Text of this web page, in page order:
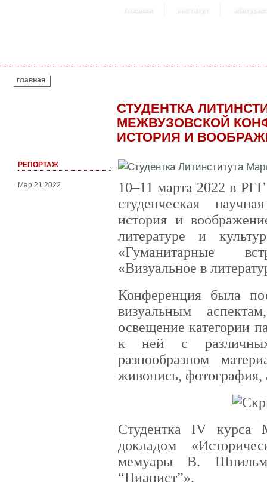
главная институт
ВЫ ЗДЕСЬ
главная
СТУДЕНТКА
МЕЖВУЗОВСКОЙ
ИСТОРИЯ И
РЕПОРТАЖ
Мар 21 2022
10–11 марта 2022 в
студенческая
история и
литературе и
«Гуманитарные
«Визуальное в
Конференция была
визуальным
освещение категории
к ней с
разнообразном
живопись, фотография,
Студентка IV курса
докладом
мемуары В.
“Пианист”».